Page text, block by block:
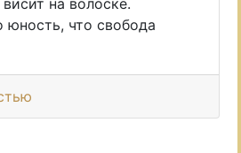
на волоске.
юность, что свобода